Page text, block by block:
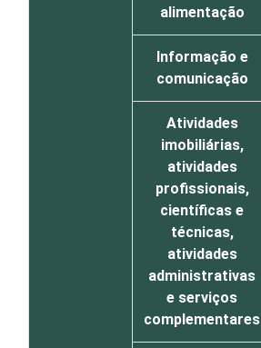
alimentação
Informação e
comunicação
Atividades
imobiliárias,
atividades
profissionais,
científicas e
técnicas,
atividades
administrativas
e serviços
complementares